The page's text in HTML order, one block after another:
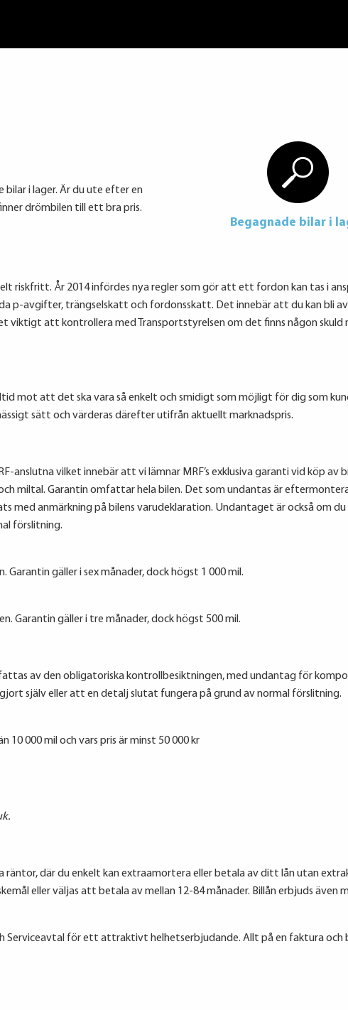
bilar i lager. Är du ute efter en
drömbilen till ett bra pris.
Begagnade bilar i
riskfritt. År 2014 infördes nya regler som gör att ett fordon kan tas i
p-avgifter, trängselskatt och fordonsskatt. Det innebär att du kan bli
att kontrollera med Transportstyrelsen om det finns någon skuld
mot att det ska vara så enkelt och smidigt som möjligt för dig som
sätt och värderas därefter utifrån aktuellt marknadspris.
anslutna vilket innebär att vi lämnar MRF’s exklusiva garanti vid köp av
miltal. Garantin omfattar hela bilen. Det som undantas är
med anmärkning på bilens varudeklaration. Undantaget är också om
förslitning.
gäller i sex månader, dock högst 1 000 mil.
Garantin gäller i tre månader, dock högst 500 mil.
av den obligatoriska kontrollbesiktningen, med undantag för
själv eller att en detalj slutat fungera på grund av normal förslitning.
10 000 mil och vars pris är minst 50 000 kr
räntor, där du enkelt kan extraamortera eller betala av ditt lån utan
eller väljas att betala av mellan 12-84 månader. Billån erbjuds även
Serviceavtal för ett attraktivt helhetserbjudande. Allt på en faktura och